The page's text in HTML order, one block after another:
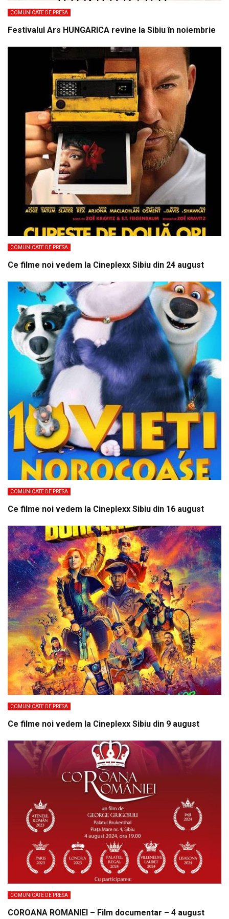
COMUNICATE DE PRESA
Festivalul Ars HUNGARICA revine la Sibiu în noiembrie
COMUNICATE DE PRESA
Ce filme noi vedem la Cineplexx Sibiu din 24 august
COMUNICATE DE PRESA
Ce filme noi vedem la Cineplexx Sibiu din 16 august
COMUNICATE DE PRESA
Ce filme noi vedem la Cineplexx Sibiu din 9 august
COMUNICATE DE PRESA
COROANA ROMANIEI – Film documentar – 4 august